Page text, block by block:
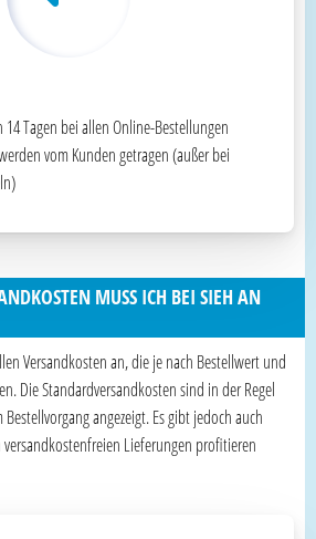
Tagen bei allen Online-Bestellungen
vom Kunden getragen (außer bei
MUSS ICH BEI SIEH AN
Versandkosten an, die je nach Bestellwert und
Die Standardversandkosten sind in der Regel
angezeigt. Es gibt jedoch auch
Lieferungen profitieren